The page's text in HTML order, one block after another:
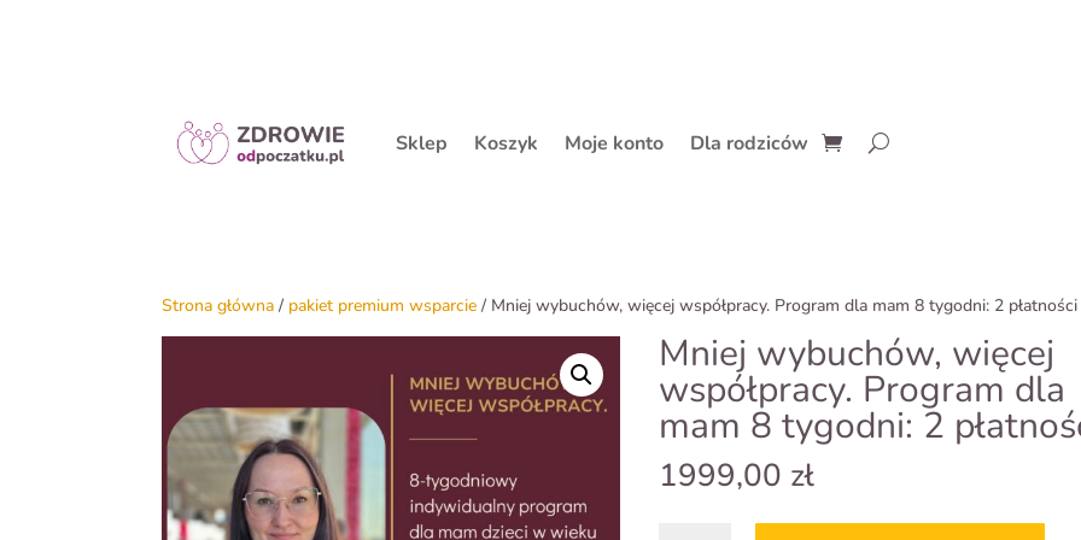
Sklep Koszyk Moje konto Dla rodziców
Strona główna / pakiet premium wsparcie / Mniej wybuchów, więcej współpracy. Program dla mam 8 tygodni: 2 płatności
Mniej wybuchów, więcej
współpracy. Program dla
mam 8 tygodni: 2
1999,00 zł